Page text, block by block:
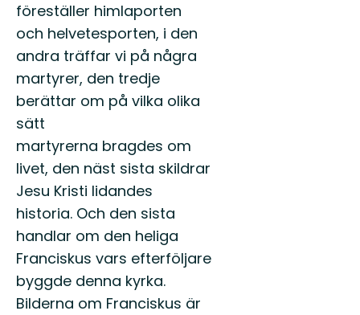
föreställer himlaporten
och helvetesporten, i den
andra träffar vi på några
martyrer, den tredje
berättar om på vilka olika
sätt
martyrerna bragdes om
livet, den näst sista skildrar
Jesu Kristi lidandes
historia. Och den sista
handlar om den heliga
Franciskus vars efterföljare
byggde denna kyrka.
Bilderna om Franciskus är